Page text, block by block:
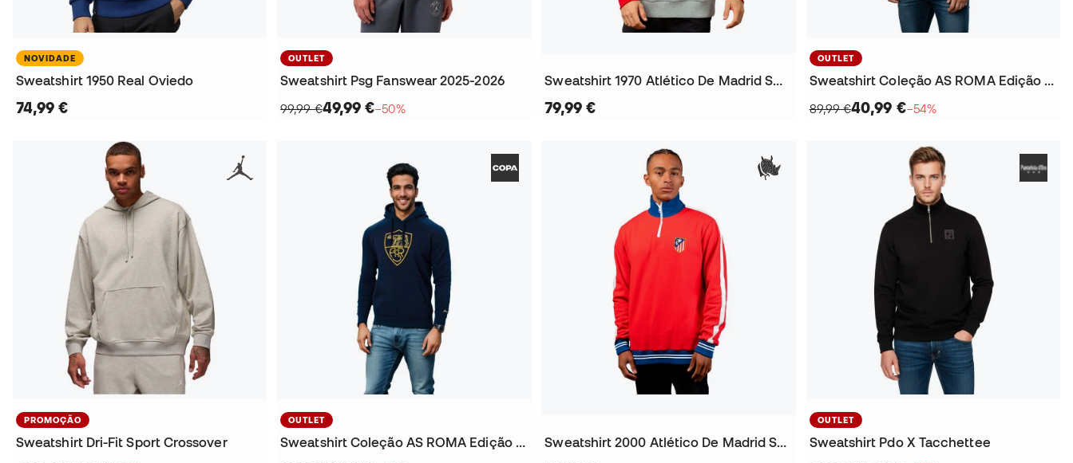
NOVIDADE
Sweatshirt 1950 Real Oviedo
74,99 €
OUTLET
Sweatshirt Psg Fanswear 2025-2026
99,99 €49,99 €−50%
Sweatshirt 1970 Atlético De Madrid Sweatshirt
79,99 €
OUTLET
Sweatshirt Coleção AS ROMA Edição Limitada
89,99 €40,99 €−54%
PROMOÇÃO
Sweatshirt Dri-Fit Sport Crossover
OUTLET
Sweatshirt Coleção AS ROMA Edição Limitada
Sweatshirt 2000 Atlético De Madrid Sweatshirt Vermelha
OUTLET
Sweatshirt Pdo X Tacchettee